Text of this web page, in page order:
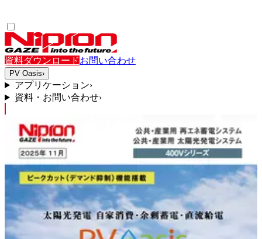
資料ダウンロードお問い合わせ
PV Oasis›
アプリケーション›
資料・お問い合わせ›